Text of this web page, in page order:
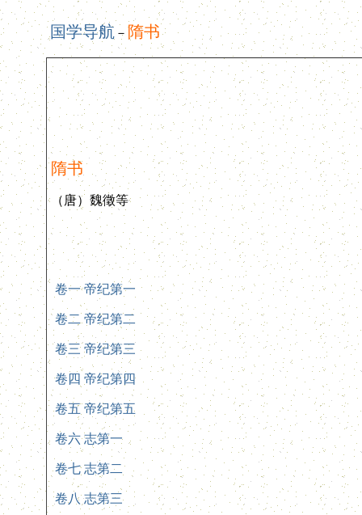
国学导航 － 隋书
隋书
（唐）魏徵等
卷一 帝纪第一
卷二 帝纪第二
卷三 帝纪第三
卷四 帝纪第四
卷五 帝纪第五
卷六 志第一
卷七 志第二
卷八 志第三